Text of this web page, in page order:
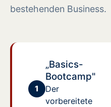
bestehenden Business.
1
„Basics-
Bootcamp"
Der
vorbereitete